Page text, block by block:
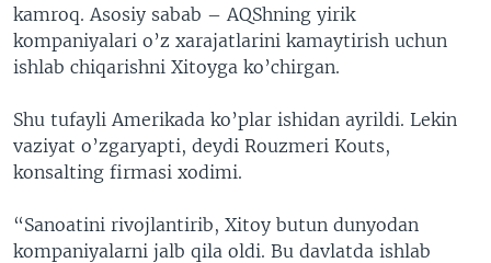
kamroq. Asosiy sabab – AQShning yirik
kompaniyalari o’z xarajatlarini kamaytirish uchun
ishlab chiqarishni Xitoyga ko’chirgan.
Shu tufayli Amerikada ko’plar ishidan ayrildi. Lekin
vaziyat o’zgaryapti, deydi Rouzmeri Kouts,
konsalting firmasi xodimi.
“Sanoatini rivojlantirib, Xitoy butun dunyodan
kompaniyalarni jalb qila oldi. Bu davlatda ishlab